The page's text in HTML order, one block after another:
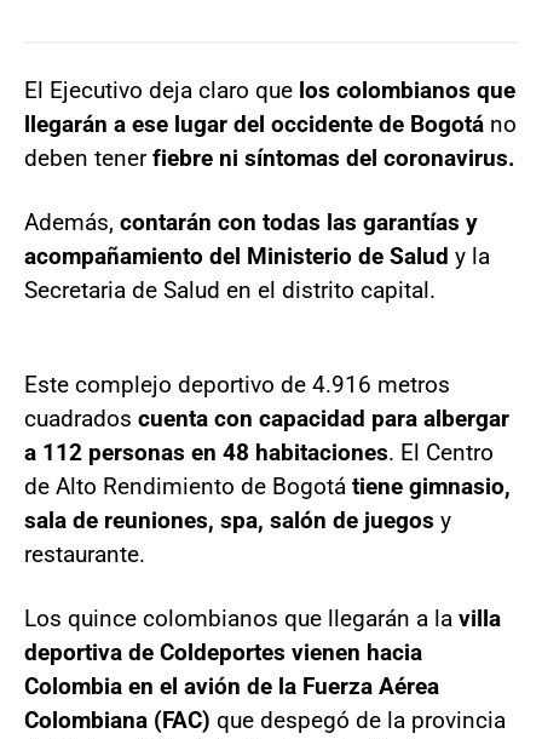
El Ejecutivo deja claro que los colombianos que
llegarán a ese lugar del occidente de Bogotá no
deben tenerfiebre ni síntomas del coronavirus.
Además, contarán con todas las garantías y
acompañamiento del Ministerio de Salud y la
Secretaria de Salud en el distrito capital.
Este complejo deportivo de 4.916 metros
cuadrados cuenta con capacidad para albergar
a 112 personas en 48 habitaciones. El Centro
de Alto Rendimiento de Bogotá tiene gimnasio,
sala de reuniones, spa, salón de juegos y
restaurante.
Los quince colombianos que llegarán a la villa
deportiva de Coldeportes vienen hacia
Colombia en el avión de la Fuerza Aérea
Colombiana (FAC) que despegó de la provincia